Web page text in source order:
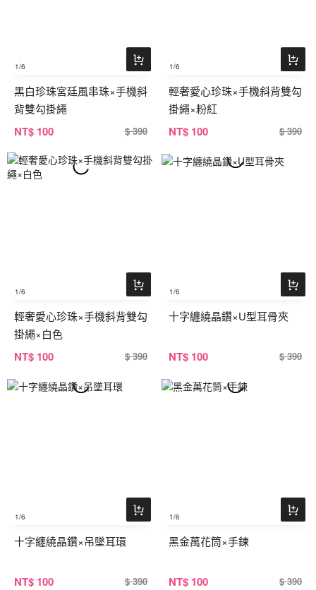
1/6
黑白珍珠宮廷風串珠×手機斜
背雙勾掛繩
NT$ 100 $ 390
1/6
輕奢愛心珍珠×手機斜背雙勾
掛繩×粉紅
NT$ 100 $ 390
1/6
輕奢愛心珍珠×手機斜背雙勾
掛繩×白色
NT$ 100 $ 390
1/6
十字纏繞晶鑽×U型耳骨夾
NT$ 100 $ 390
1/6
十字纏繞晶鑽×吊墜耳環
NT$ 100 $ 390
1/6
黑金萬花筒×手鍊
NT$ 100 $ 390